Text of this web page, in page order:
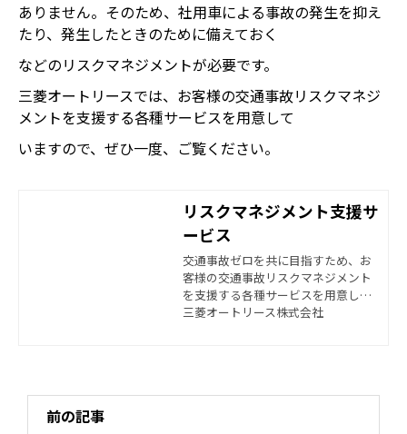
ありません。そのため、社用車による事故の発生を抑え
たり、発生したときのために備えておく
などのリスクマネジメントが必要です。
三菱オートリースでは、お客様の交通事故リスクマネジ
メントを支援する各種サービスを用意して
いますので、ぜひ一度、ご覧ください。
リスクマネジメント支援サ
ービス
交通事故ゼロを共に目指すため、お
客様の交通事故リスクマネジメント
を支援する各種サービスを用意して
います。
三菱オートリース株式会社
前の記事